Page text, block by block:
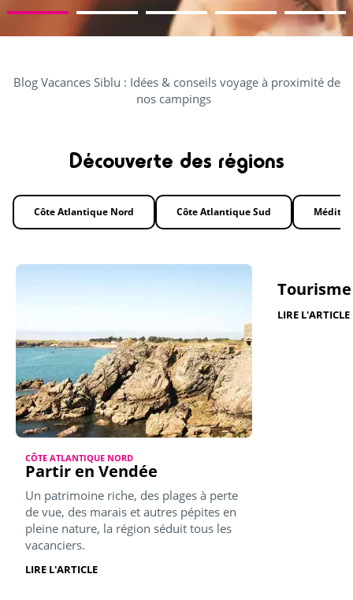
Blog Vacances Siblu : Idées & conseils voyage à proximité de
nos campings
Découverte des régions
Côte Atlantique Nord Côte Atlantique Sud
CÔTE ATLANTIQUE NORD
Partir en Vendée
Un patrimoine riche, des plages à perte
de vue, des marais et autres pépites en
pleine nature, la région séduit tous les
vacanciers.
LIRE L'ARTICLE
LIRE L'ARTICLE